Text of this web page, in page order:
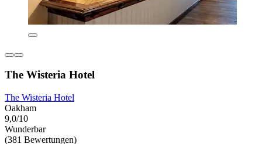
The Wisteria Hotel
The Wisteria Hotel
Oakham
9,0/10
Wunderbar
(381 Bewertungen)